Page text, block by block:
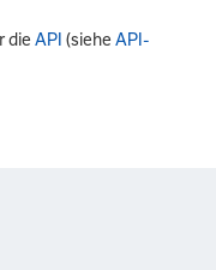
dieAPI (sieheAPI-